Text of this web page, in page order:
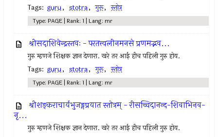
Tags: guru, stotra, गुरू, स्तोत्र
Type: PAGE | Rank: 1 | Lang: mr
श्रीसदाशिवेन्द्रस्तवः - परतत्त्वलीनमनसे प्रणमद्भव...
गुरु म्हणजे शिक्षक ज्ञान देणारा. खरे तर आई हीच पहिली गुरु होय.
Tags: guru, stotra, गुरू, स्तोत्र
Type: PAGE | Rank: 1 | Lang: mr
श्रीशङ्कराचार्यभुजङ्गप्रयात स्तोत्रम् - रीसच्चिदानन्द-शिवाभिनव-
नृ...
गुरु म्हणजे शिक्षक ज्ञान देणारा. खरे तर आई हीच पहिली गुरु होय.